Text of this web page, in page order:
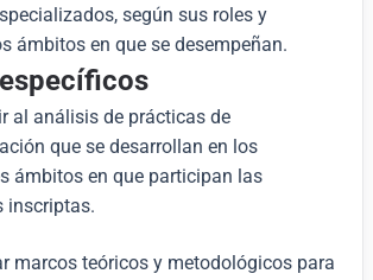
según sus roles y
ámbitos en que se desempeñan.
al análisis de prácticas de
que se desarrollan en los
ámbitos en que participan las
inscriptas.
marcos teóricos y metodológicos para